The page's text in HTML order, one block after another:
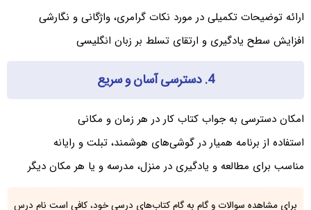
ارائه توضیحات تکمیلی در مورد نکات گرامری، واژگانی و نگارشی
افزایش سطح یادگیری و ارتقای تسلط بر زبان انگلیسی
4. دسترسی آسان و سریع
امکان دسترسی به جواب کتاب کار در هر زمان و مکانی
استفاده از برنامه همیار در گوشی‌های هوشمند، تبلت و رایانه
مناسب برای مطالعه و یادگیری در منزل، مدرسه و یا هر مکان دیگر
برای مشاهده سوالات و گام به گام کتاب‌های درسی خود، کافی است نام درس